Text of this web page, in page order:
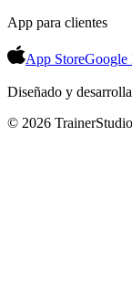
App para clientes
App StoreGoogle
Diseñado y
© 2026